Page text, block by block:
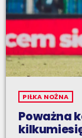
PIŁKA NOŻNA
Poważna